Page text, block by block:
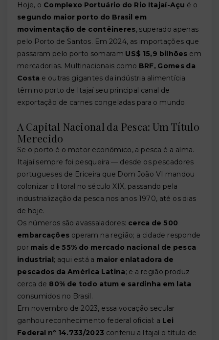
Hoje, o Complexo Portuário do Rio Itajaí-Açu é o
segundo maior porto do Brasil em
movimentação de contêineres, superado apenas
pelo Porto de Santos. Em 2024, as importações que
passaram pelo porto somaram US$ 15,9 bilhões em
mercadorias. Multinacionais como BRF, Gomes da
Costa e outras gigantes da indústria alimentícia
têm no porto de Itajaí seu principal canal de
exportação de carnes congeladas para o mundo.
A Capital Nacional da Pesca: Um Título
Merecido
Se o porto é o motor econômico, a pesca é a alma.
Itajaí sempre foi pesqueira — desde os pescadores
portugueses de Ericeira que Dom João VI mandou
colonizar o litoral no século XIX, passando pela
industrialização da pesca nos anos 1970, até os dias
de hoje.
Os números são avassaladores: cerca de 500
embarcações operam na região; a cidade responde
por mais de 55% do mercado nacional de pesca
industrial ; aqui está a maior enlatadora de
pescados da América Latina; e a região produz
cerca de 80% de todo atum e sardinha em lata
consumidos no Brasil.
Em novembro de 2023, essa vocação secular
ganhou reconhecimento federal oficial: a Lei
Federal nº 14.733/2023 conferiu a Itajaí o título de